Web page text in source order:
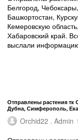
Белгород,
Башкортостан,
Кемеровскую
Хабаровский край.
выслали
Отправлены растения
Дубна, Симферополь,
Orchid22 . Admin